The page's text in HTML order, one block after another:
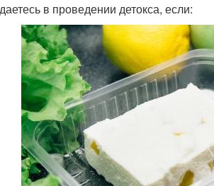
в проведении детокса, если: